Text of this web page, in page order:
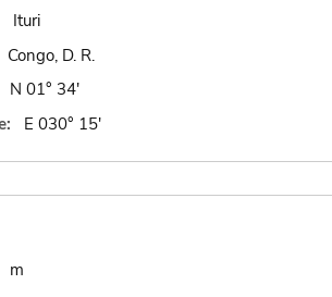
Ituri
Congo, D. R.
N 01° 34'
E 030° 15'
m